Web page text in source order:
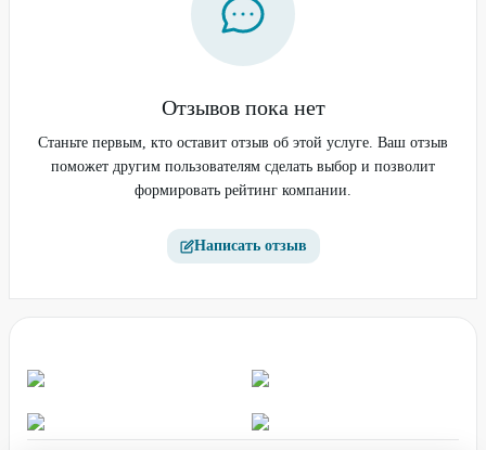
Отзывов пока нет
Станьте первым, кто оставит отзыв об этой услуге. Ваш отзыв
поможет другим пользователям сделать выбор и позволит
формировать рейтинг компании.
Написать отзыв